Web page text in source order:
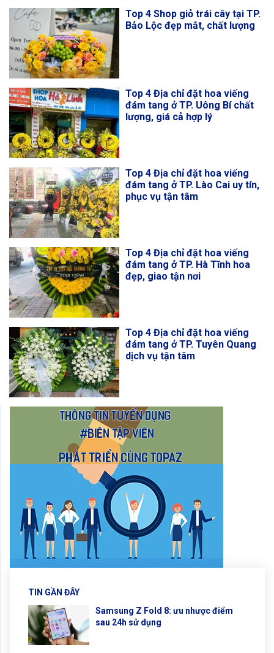
Top 4 Shop giỏ trái cây tại TP.
Bảo Lộc đẹp mắt, chất lượng
Top 4 Địa chỉ đặt hoa viếng
đám tang ở TP. Uông Bí chất
lượng, giá cả hợp lý
Top 4 Địa chỉ đặt hoa viếng
đám tang ở TP. Lào Cai uy tín,
phục vụ tận tâm
Top 4 Địa chỉ đặt hoa viếng
đám tang ở TP. Hà Tĩnh hoa
đẹp, giao tận nơi
Top 4 Địa chỉ đặt hoa viếng
đám tang ở TP. Tuyên Quang
dịch vụ tận tâm
TIN GẦN ĐÂY
Samsung Z Fold 8: ưu nhược điểm
sau 24h sử dụng